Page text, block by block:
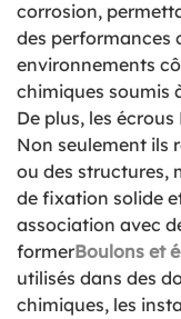
corrosion,
des performances
environnements
chimiques soumis
De plus, les
Non seulement ils
ou des structures,
de fixation solide
association avec
formerBoulons et
utilisés dans des
chimiques, les